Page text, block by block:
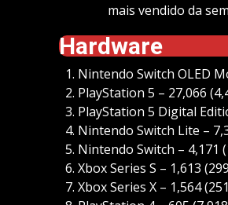
mais vendido da
Hardware
Nintendo Switch OLED
PlayStation 5 – 27,066
PlayStation 5 Digital
Nintendo Switch Lite –
Nintendo Switch – 4,171
Xbox Series S – 1,613
Xbox Series X – 1,564